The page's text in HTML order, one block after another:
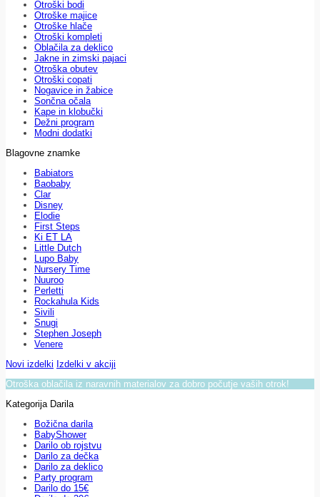
Otroški bodi
Otroške majice
Otroške hlače
Otroški kompleti
Oblačila za deklico
Jakne in zimski pajaci
Otroška obutev
Otroški copati
Nogavice in žabice
Sončna očala
Kape in klobučki
Dežni program
Modni dodatki
Blagovne znamke
Babiators
Baobaby
Clar
Disney
Elodie
First Steps
Ki ET LA
Little Dutch
Lupo Baby
Nursery Time
Nuuroo
Perletti
Rockahula Kids
Sivili
Snugi
Stephen Joseph
Venere
Novi izdelki Izdelki v akciji
Otroška oblačila iz naravnih materialov za dobro počutje vaših otrok!
Kategorija Darila
Božična darila
BabyShower
Darilo ob rojstvu
Darilo za dečka
Darilo za deklico
Party program
Darilo do 15€